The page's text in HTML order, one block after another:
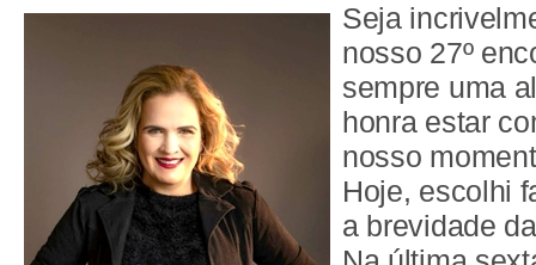
Seja
nosso 27º
sempre uma
honra estar
nosso
Hoje, escolhi
a brevidade